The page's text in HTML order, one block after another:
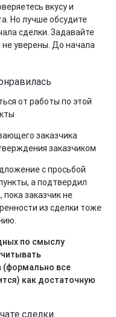
вкусу и
Но лучше обсудите
сделки. Задавайте
не уверены. До начала
от работы по этой
заказчика
заказчиком
с просьбой
а подтвердил
пока заказчик не
из сделки тоже
по смыслу
(формально все
как достаточную
сделки